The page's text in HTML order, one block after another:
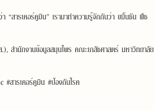
“สารเคอร์คูมิน” เรามาทำความรู้จักกันว่า ขมิ้นชัน พืช
สำนักงานข้อมูลสมุนไพร คณะเภสัชศาสตร์ มหาวิทยาลัย
#สารเคอร์คูมิน #ป้องกันโรค